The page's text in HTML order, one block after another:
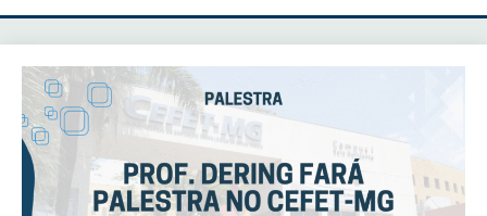
INSTITUTO DERING
EDUCACIONAL